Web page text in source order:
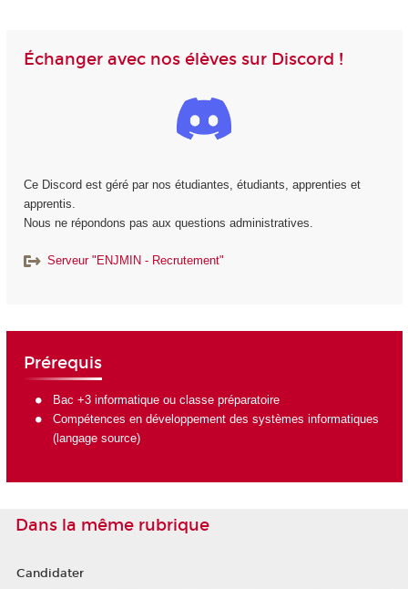
Échanger avec nos élèves sur Discord !
Ce Discord est géré par nos étudiantes, étudiants, apprenties et
apprentis.
Nous ne répondons pas aux questions administratives.
Serveur "ENJMIN - Recrutement"
Prérequis
Bac +3 informatique ou classe préparatoire
Compétences en développement des systèmes informatiques
(langage source)
Dans la même rubrique
Candidater